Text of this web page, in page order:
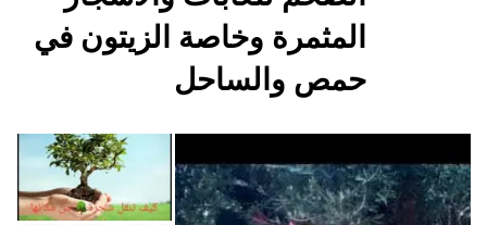
المثمرة وخاصة الزيتون في
حمص والساحل